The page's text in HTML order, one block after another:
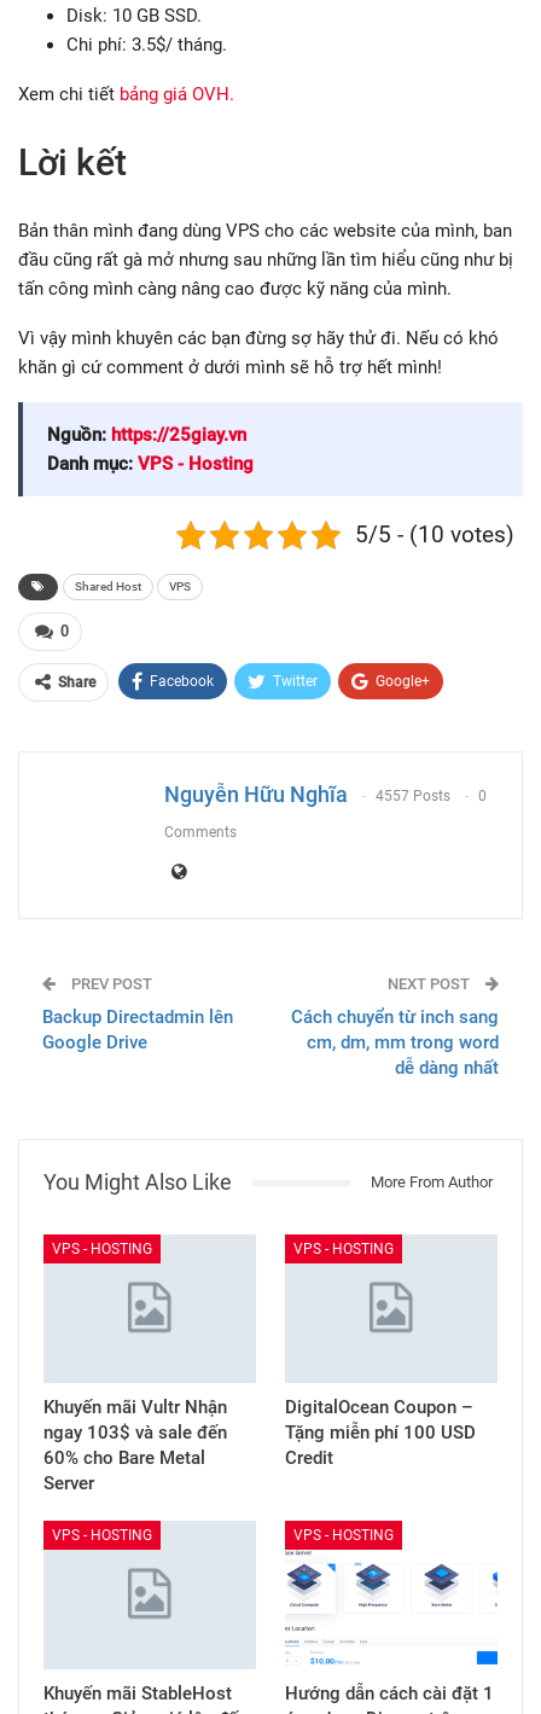
Disk: 10 GB SSD.
Chi phí: 3.5$/ tháng.
Xem chi tiết bảng giá OVH.
Lời kết
Bản thân mình đang dùng VPS cho các website của mình, ban
đầu cũng rất gà mở nhưng sau những lần tìm hiểu cũng như bị
tấn công mình càng nâng cao được kỹ năng của mình.
Vì vậy mình khuyên các bạn đừng sợ hãy thử đi. Nếu có khó
khăn gì cứ comment ở dưới mình sẽ hỗ trợ hết mình!
Nguồn: https://25giay.vn
Danh mục: VPS - Hosting
5/5 - (10 votes)
Shared Host VPS
0
Share Facebook Twitter Google+
Nguyễn Hữu Nghĩa 4557 Posts 0
Comments
PREV POST
Backup Directadmin lên
Google Drive
NEXT POST
Cách chuyển từ inch sang
cm, dm, mm trong word
dễ dàng nhất
You Might Also Like More From Author
VPS - HOSTING
Khuyến mãi Vultr Nhận
ngay 103$ và sale đến
60% cho Bare Metal
Server
VPS - HOSTING
DigitalOcean Coupon –
Tặng miễn phí 100 USD
Credit
VPS - HOSTING
Khuyến mãi StableHost
VPS - HOSTING
Hướng dẫn cách cài đặt 1